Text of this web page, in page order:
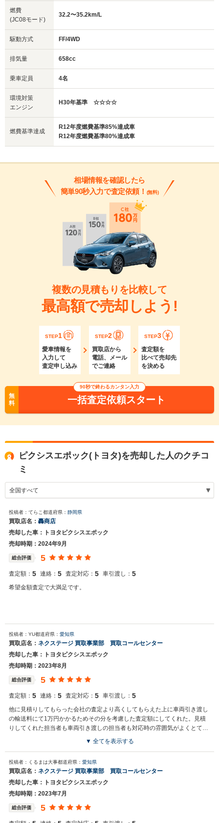
燃費
(JC08モード)
32.2〜35.2km/L
駆動方式 FF/4WD
排気量 658cc
乗車定員 4名
環境対策
エンジン
H30年基準 ☆☆☆☆
燃費基準達成
R12年度燃費基準85%達成車
R12年度燃費基準80%達成車
相場情報を確認したら
簡単90秒入力で査定依頼！ (無料)
複数の見積もりを比較して
最高額で売却しよう!
STEP1
愛車情報を
入力して
査定申し込み
STEP2
買取店から
電話、メール
でご連絡
STEP3
査定額を
比べて売却先
を決める
無
料
90秒で終わるカンタン入力
一括査定依頼スタート
ピクシスエポック(トヨタ)を売却した人のクチコ
ミ
投稿者：てらこ 都道府県： 静岡県
買取店名： 轟商店
売却した車：トヨタピクシスエポック
売却時期：2024年9月
総合評価 5
査定額： 5 連絡： 5 査定対応： 5 車引渡し： 5
希望金額査定で大満足です。
投稿者：YU都道府県： 愛知県
買取店名： ネクステージ 買取事業部 買取コールセンター
売却した車：トヨタピクシスエポック
売却時期：2023年8月
総合評価 5
査定額： 5 連絡： 5 査定対応： 5 車引渡し： 5
他に見積りしてもらった会社の査定より高くしてもらえた上に車両引き渡し
の輸送料にて1万円かかるためその分を考慮した査定額にしてくれた。見積
りしてくれた担当者も車両引き渡しの担当者も対応時の雰囲気がよくとても
買取店からの返信
お世話になっております。 株式会社ネクステージでございます。 この
度はネクステージをご利用いただきまして誠にありがとうございまし
た。 弊社スタッフの接客をお褒め頂き光栄です。 今後もご満足いただ
けるよう精進してまいります。 スタッフ一同、またのご利用お待ちし
▼ 全てを表示する
投稿者：くるまは大事都道府県： 愛知県
買取店名： ネクステージ 買取事業部 買取コールセンター
売却した車：トヨタピクシスエポック
売却時期：2023年7月
総合評価 5